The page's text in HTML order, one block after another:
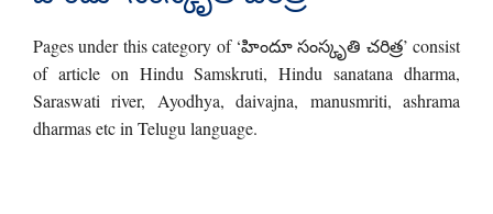
Pages under this category of ‘హిందూ సంస్కృతి చరిత్ర’ consist
of article on Hindu Samskruti, Hindu sanatana dharma,
Saraswati river, Ayodhya, daivajna, manusmriti, ashrama
dharmas etc in Telugu language.